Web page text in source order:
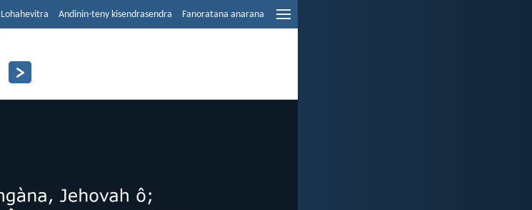
Lohahevitra Andinin-teny kisendrasendra Fanoratana anarana